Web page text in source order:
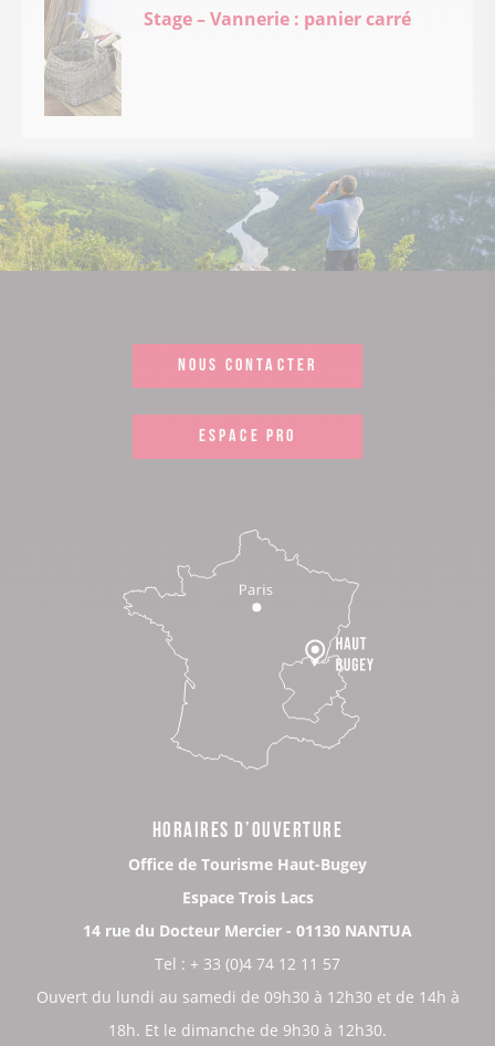
Stage – Vannerie : panier carré
NOUS CONTACTER
ESPACE PRO
HORAIRES D’OUVERTURE
Office de Tourisme Haut-Bugey
Espace Trois Lacs
14 rue du Docteur Mercier - 01130 NANTUA
Tel : + 33 (0)4 74 12 11 57
Ouvert du lundi au samedi de 09h30 à 12h30 et de 14h à
18h. Et le dimanche de 9h30 à 12h30.